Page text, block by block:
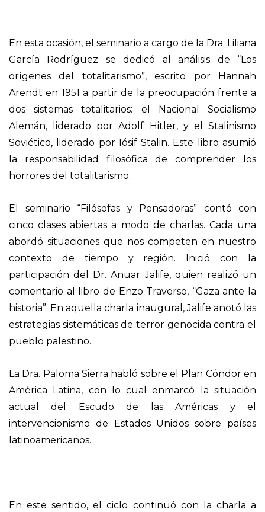
En esta ocasión, el seminario a cargo de la Dra. Liliana
García Rodríguez se dedicó al análisis de “Los
orígenes del totalitarismo”, escrito por Hannah
Arendt en 1951 a partir de la preocupación frente a
dos sistemas totalitarios: el Nacional Socialismo
Alemán, liderado por Adolf Hitler, y el Stalinismo
Soviético, liderado por Iósif Stalin. Este libro asumió
la responsabilidad filosófica de comprender los
horrores del totalitarismo.
El seminario “Filósofas y Pensadoras” contó con
cinco clases abiertas a modo de charlas. Cada una
abordó situaciones que nos competen en nuestro
contexto de tiempo y región. Inició con la
participación del Dr. Anuar Jalife, quien realizó un
comentario al libro de Enzo Traverso, “Gaza ante la
historia”. En aquella charla inaugural, Jalife anotó las
estrategias sistemáticas de terror genocida contra el
pueblo palestino.
La Dra. Paloma Sierra habló sobre el Plan Cóndor en
América Latina, con lo cual enmarcó la situación
actual del Escudo de las Américas y el
intervencionismo de Estados Unidos sobre países
latinoamericanos.
En este sentido, el ciclo continuó con la charla a